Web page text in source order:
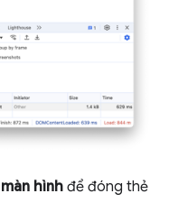
hìnhđể đóng thẻ